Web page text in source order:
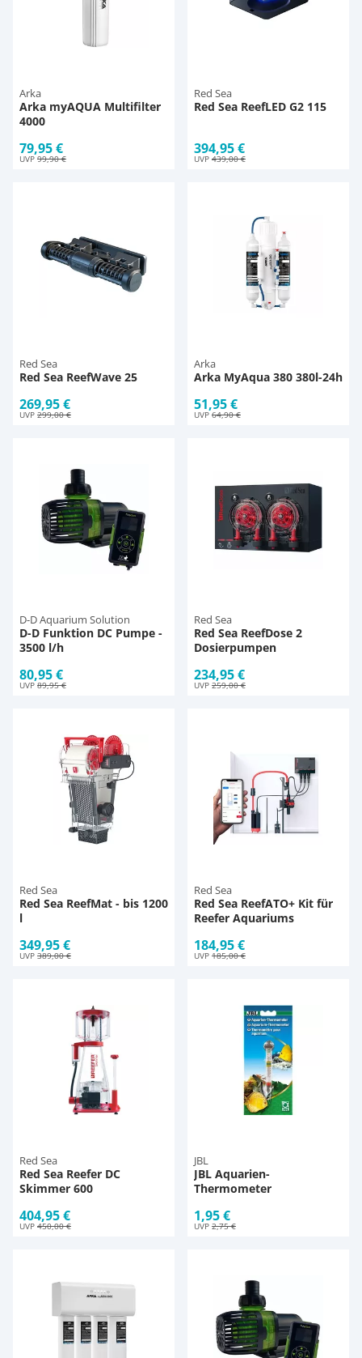
Arka
Arka myAQUA Multifilter
4000
79,95 €
UVP 99,90 €
Red Sea
Red Sea ReefLED G2 115
394,95 €
UVP 439,00 €
Red Sea
Red Sea ReefWave 25
269,95 €
UVP 299,00 €
Arka
Arka MyAqua 380 380l-24h
51,95 €
UVP 64,90 €
D-D Aquarium Solution
D-D Funktion DC Pumpe -
3500 l/h
80,95 €
UVP 89,95 €
Red Sea
Red Sea ReefDose 2
Dosierpumpen
234,95 €
UVP 259,00 €
Red Sea
Red Sea ReefMat - bis 1200
l
349,95 €
UVP 389,00 €
Red Sea
Red Sea ReefATO+ Kit für
Reefer Aquariums
184,95 €
UVP 185,00 €
Red Sea
Red Sea Reefer DC
Skimmer 600
404,95 €
UVP 450,00 €
JBL
JBL Aquarien-
Thermometer
1,95 €
UVP 2,75 €